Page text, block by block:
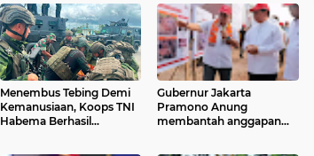
Menembus Tebing Demi
Kemanusiaan, Koops TNI
Habema Berhasil
Gubernur Jakarta
Pramono Anung
membantah anggapan